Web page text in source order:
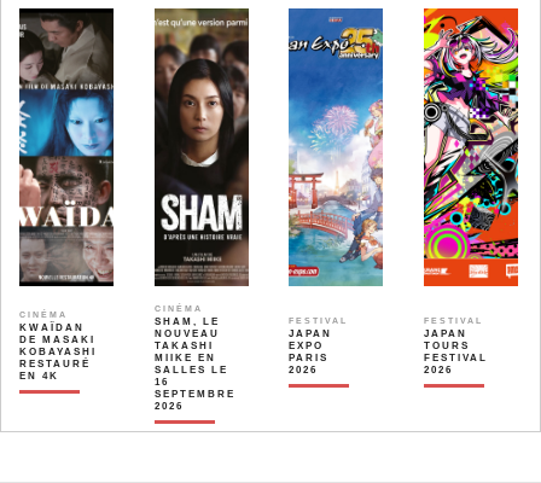
CINÉMA
KWAÏDAN
DE MASAKI
KOBAYASHI
RESTAURÉ
EN 4K
CINÉMA
SHAM, LE
NOUVEAU
TAKASHI
MIIKE EN
SALLES LE
16
SEPTEMBRE
2026
FESTIVAL
JAPAN
EXPO
PARIS
2026
FESTIVAL
JAPAN
TOURS
FESTIVAL
2026